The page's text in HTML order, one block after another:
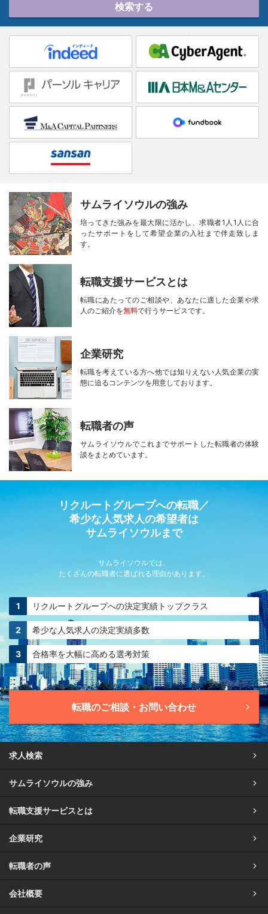
検索する
サムライソウルの強み
培ってきた強みを最大限に活かし、求職者1人1人に合
ったサポートをして希望企業の入社まで伴走致しま
す。
転職支援サービスとは
転職にあたってのご相談や、あなたに適した企業や求
人のご紹介を無料で行うサービスです。
企業研究
転職を考えている方へ他では知りえない人気企業の実
態に迫るコンテンツを用意しております。
転職者の声
サムライソウルでこれまでサポートした転職者の体験
談をまとめています。
リクルートグループへの転職／
希少な人気求人の希望者は
サムライソウルまで
サムライソウルでは、
たくさんの転職者に選ばれる理由があります。
リクルートグループへの決定実績トップクラス
希少な人気求人の決定実績多数
合格率を大幅に高める選考対策
転職のご相談・お問い合わせ
求人検索
サムライソウルの強み
転職支援サービスとは
企業研究
転職者の声
会社概要